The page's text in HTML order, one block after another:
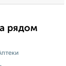
рядом